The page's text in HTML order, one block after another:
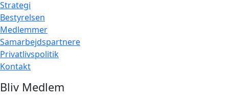
Strategi
Bestyrelsen
Medlemmer
Samarbejdspartnere
Privatlivspolitik
Kontakt
Bliv Medlem